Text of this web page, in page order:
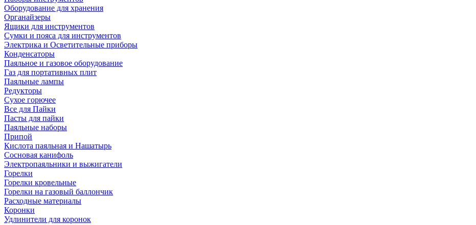
Оборудование для хранения
Органайзеры
Ящики для инструментов
Сумки и пояса для инструментов
Электрика и Осветительные приборы
Конденсаторы
Паяльное и газовое оборудование
Газ для портативных плит
Паяльные лампы
Редукторы
Сухое горючее
Все для Пайки
Пасты для пайки
Паяльные наборы
Припой
Кислота паяльная и Нашатырь
Сосновая канифоль
Электропаяльники и выжигатели
Горелки
Горелки кровельные
Горелки на газовый баллончик
Расходные материалы
Коронки
Удлинители для коронок